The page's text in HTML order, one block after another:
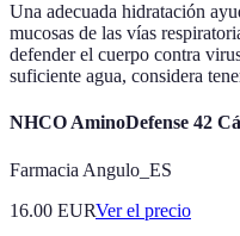
Una adecuada hidratación
mucosas de las vías
defender el cuerpo contra
suficiente agua, considera
NHCO AminoDefense 42
Farmacia Angulo_ES
16.00 EURVer el precio